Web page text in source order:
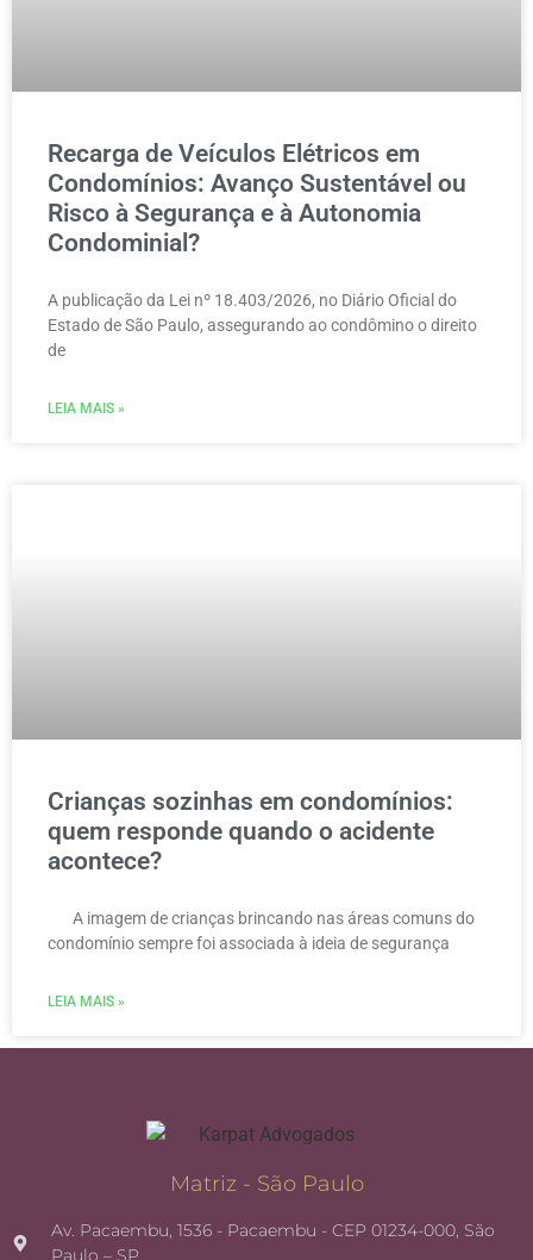
Recarga de Veículos Elétricos em
Condomínios: Avanço Sustentável ou
Risco à Segurança e à Autonomia
Condominial?
A publicação da Lei nº 18.403/2026, no Diário Oficial do
Estado de São Paulo, assegurando ao condômino o direito
de
LEIA MAIS »
Crianças sozinhas em condomínios:
quem responde quando o acidente
acontece?
A imagem de crianças brincando nas áreas comuns do
condomínio sempre foi associada à ideia de segurança
LEIA MAIS »
Matriz - São Paulo
Av. Pacaembu, 1536 - Pacaembu - CEP 01234-000, São
Paulo – SP